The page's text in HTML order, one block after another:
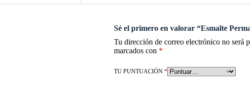
Sé el primero en valorar “Esmalte
Tu dirección de correo electrónico no será
marcados con *
TU PUNTUACIÓN *